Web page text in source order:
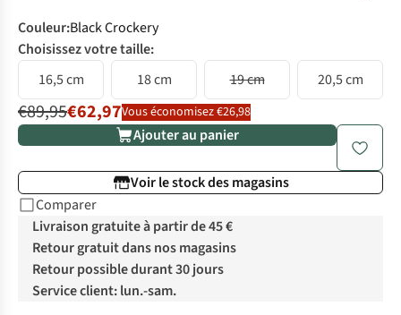
Couleur:Black Crockery
Choisissez votre taille:
16,5 cm
18 cm 19 cm 20,5 cm
€89,95€62,97Vous économisez €26,98
Ajouter au panier
Voir le stock des magasins
Comparer
Livraison gratuite à partir de 45 €
Retour gratuit dans nos magasins
Retour possible durant 30 jours
Service client: lun.-sam.